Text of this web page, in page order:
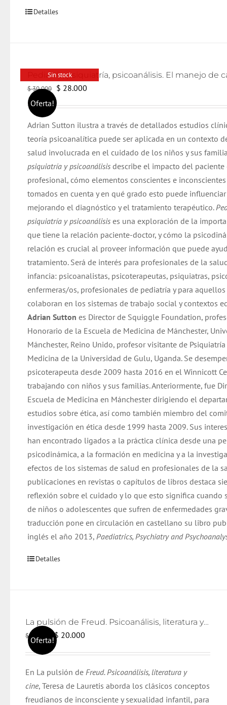
Detalles
Sin stock
Oferta!
$30.000
El
precio
era:
$ 30.000.
$ 28.000El
es:
$ 28.000.
Adrian Sutton ilustra a través de detallados estudios
teoría psicoanalítica puede ser aplicada en un contexto
salud involucrada en el cuidado de los niños y sus
psiquiatría y psicoanálisisdescribe el impacto del paciente
profesional, cómo elementos conscientes e
tomados en cuenta y en qué grado esto puede
mejorando el diagnóstico y el tratamiento terapéutico.
psiquiatría y psicoanálisis es una exploración de la
que tiene la relación paciente-doctor, y cómo la
relación es crucial al proveer información que puede
tratamiento. Será de interés para profesionales de la
infancia: psicoanalistas, psicoterapeutas, psiquiatras,
enfermeras/os, profesionales de pediatría y para
colaboran en los sistemas de trabajo social y contextos
Adrian Sutton es Director de Squiggle Foundation,
Honorario de la Escuela de Medicina de Mánchester,
Mánchester, Reino Unido, profesor visitante de
Medicina de la Universidad de Gulu, Uganda. Se
psicoterapeuta desde 2009 hasta 2016 en el Winnicott
trabajando con niños y sus familias. Anteriormente, fue
Escuela de Medicina en Mánchester dirigiendo el
estudios sobre ética, así como también miembro del
investigación en ética desde 1999 hasta 2009. Sus
han encontrado ligados a la práctica clínica desde una
psicodinámica, a la formación en medicina y a la
efectos de los sistemas de salud en profesionales de la
publicaciones en revistas o capítulos de libros destaca
reflexión sobre el cuidado y lo que esto significa cuando
de niños o adolescentes que sufren de enfermedades
traducción pone en circulación en castellano su libro
inglés el año 2013, Paediatrics, Psychiatry and
Detalles
Oferta!
La pulsión de Freud. Psicoanálisis, literatura y cine
$21.000
El
precio
era:
$ 21.000.
$ 20.000
es:
$ 20.000.
En La pulsión de Freud. Psicoanálisis, literatura y
cine, Teresa de Lauretis aborda los clásicos conceptos
freudianos de inconsciente y sexualidad infantil, para